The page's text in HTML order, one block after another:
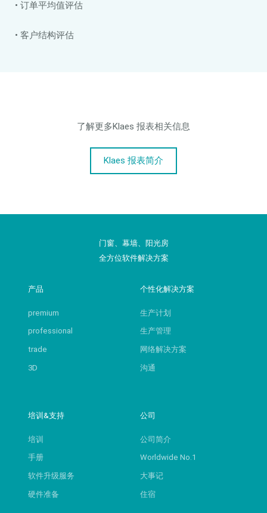
• 订单平均值评估
• 客户结构评估
了解更多Klaes 报表相关信息
Klaes 报表简介
门窗、幕墙、阳光房
全方位软件解决方案
产品
premium
professional
trade
3D
个性化解决方案
生产计划
生产管理
网络解决方案
沟通
培训&支持
培训
手册
软件升级服务
硬件准备
公司
公司简介
Worldwide No.1
大事记
住宿